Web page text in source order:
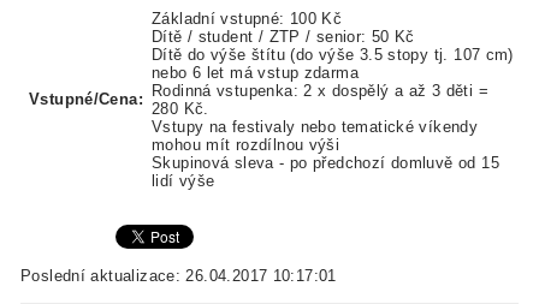
Vstupné/Cena:
Základní vstupné: 100 Kč
Dítě / student / ZTP / senior: 50 Kč
Dítě do výše štítu (do výše 3.5 stopy tj. 107 cm)
nebo 6 let má vstup zdarma
Rodinná vstupenka: 2 x dospělý a až 3 děti =
280 Kč.
Vstupy na festivaly nebo tematické víkendy
mohou mít rozdílnou výši
Skupinová sleva - po předchozí domluvě od 15
lidí výše
Poslední aktualizace: 26.04.2017 10:17:01